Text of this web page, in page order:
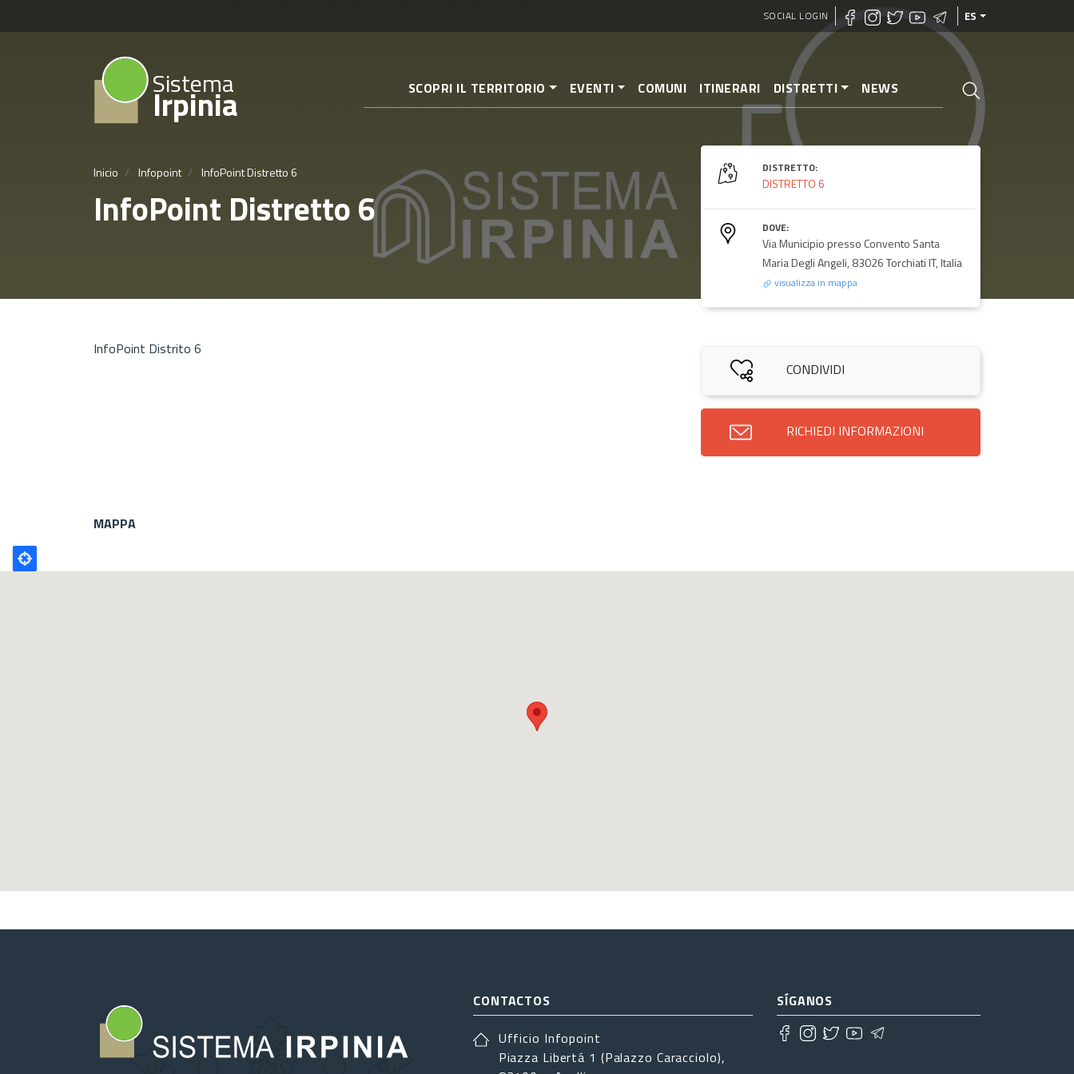
al
SOCIAL LOGIN ES
Sistema
Irpinia SCOPRI IL TERRITORIO EVENTI COMUNI ITINERARI DISTRETTI NEWS
Inicio Infopoint InfoPoint Distretto 6
InfoPoint Distretto 6
InfoPoint Distrito 6
DISTRETTO:
DISTRETTO 6
DOVE:
Via Municipio presso Convento Santa
Maria Degli Angeli, 83026 Torchiati IT, Italia
visualizza in mappa
CONDIVIDI
RICHIEDI INFORMAZIONI
MAPPA
CONTACTOS
Ufficio Infopoint
Piazza Libertá 1 (Palazzo Caracciolo),
SÍGANOS